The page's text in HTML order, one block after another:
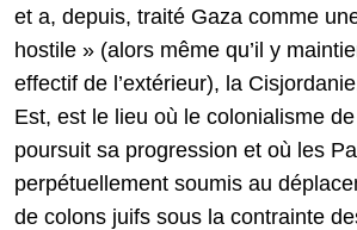
et a, depuis, traité Gaza comme
hostile » (alors même qu’il y
effectif de l’extérieur), la
Est, est le lieu où le colonialisme
poursuit sa progression et où les
perpétuellement soumis au
de colons juifs sous la contrainte